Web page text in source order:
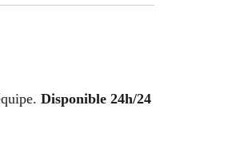
Disponible 24h/24